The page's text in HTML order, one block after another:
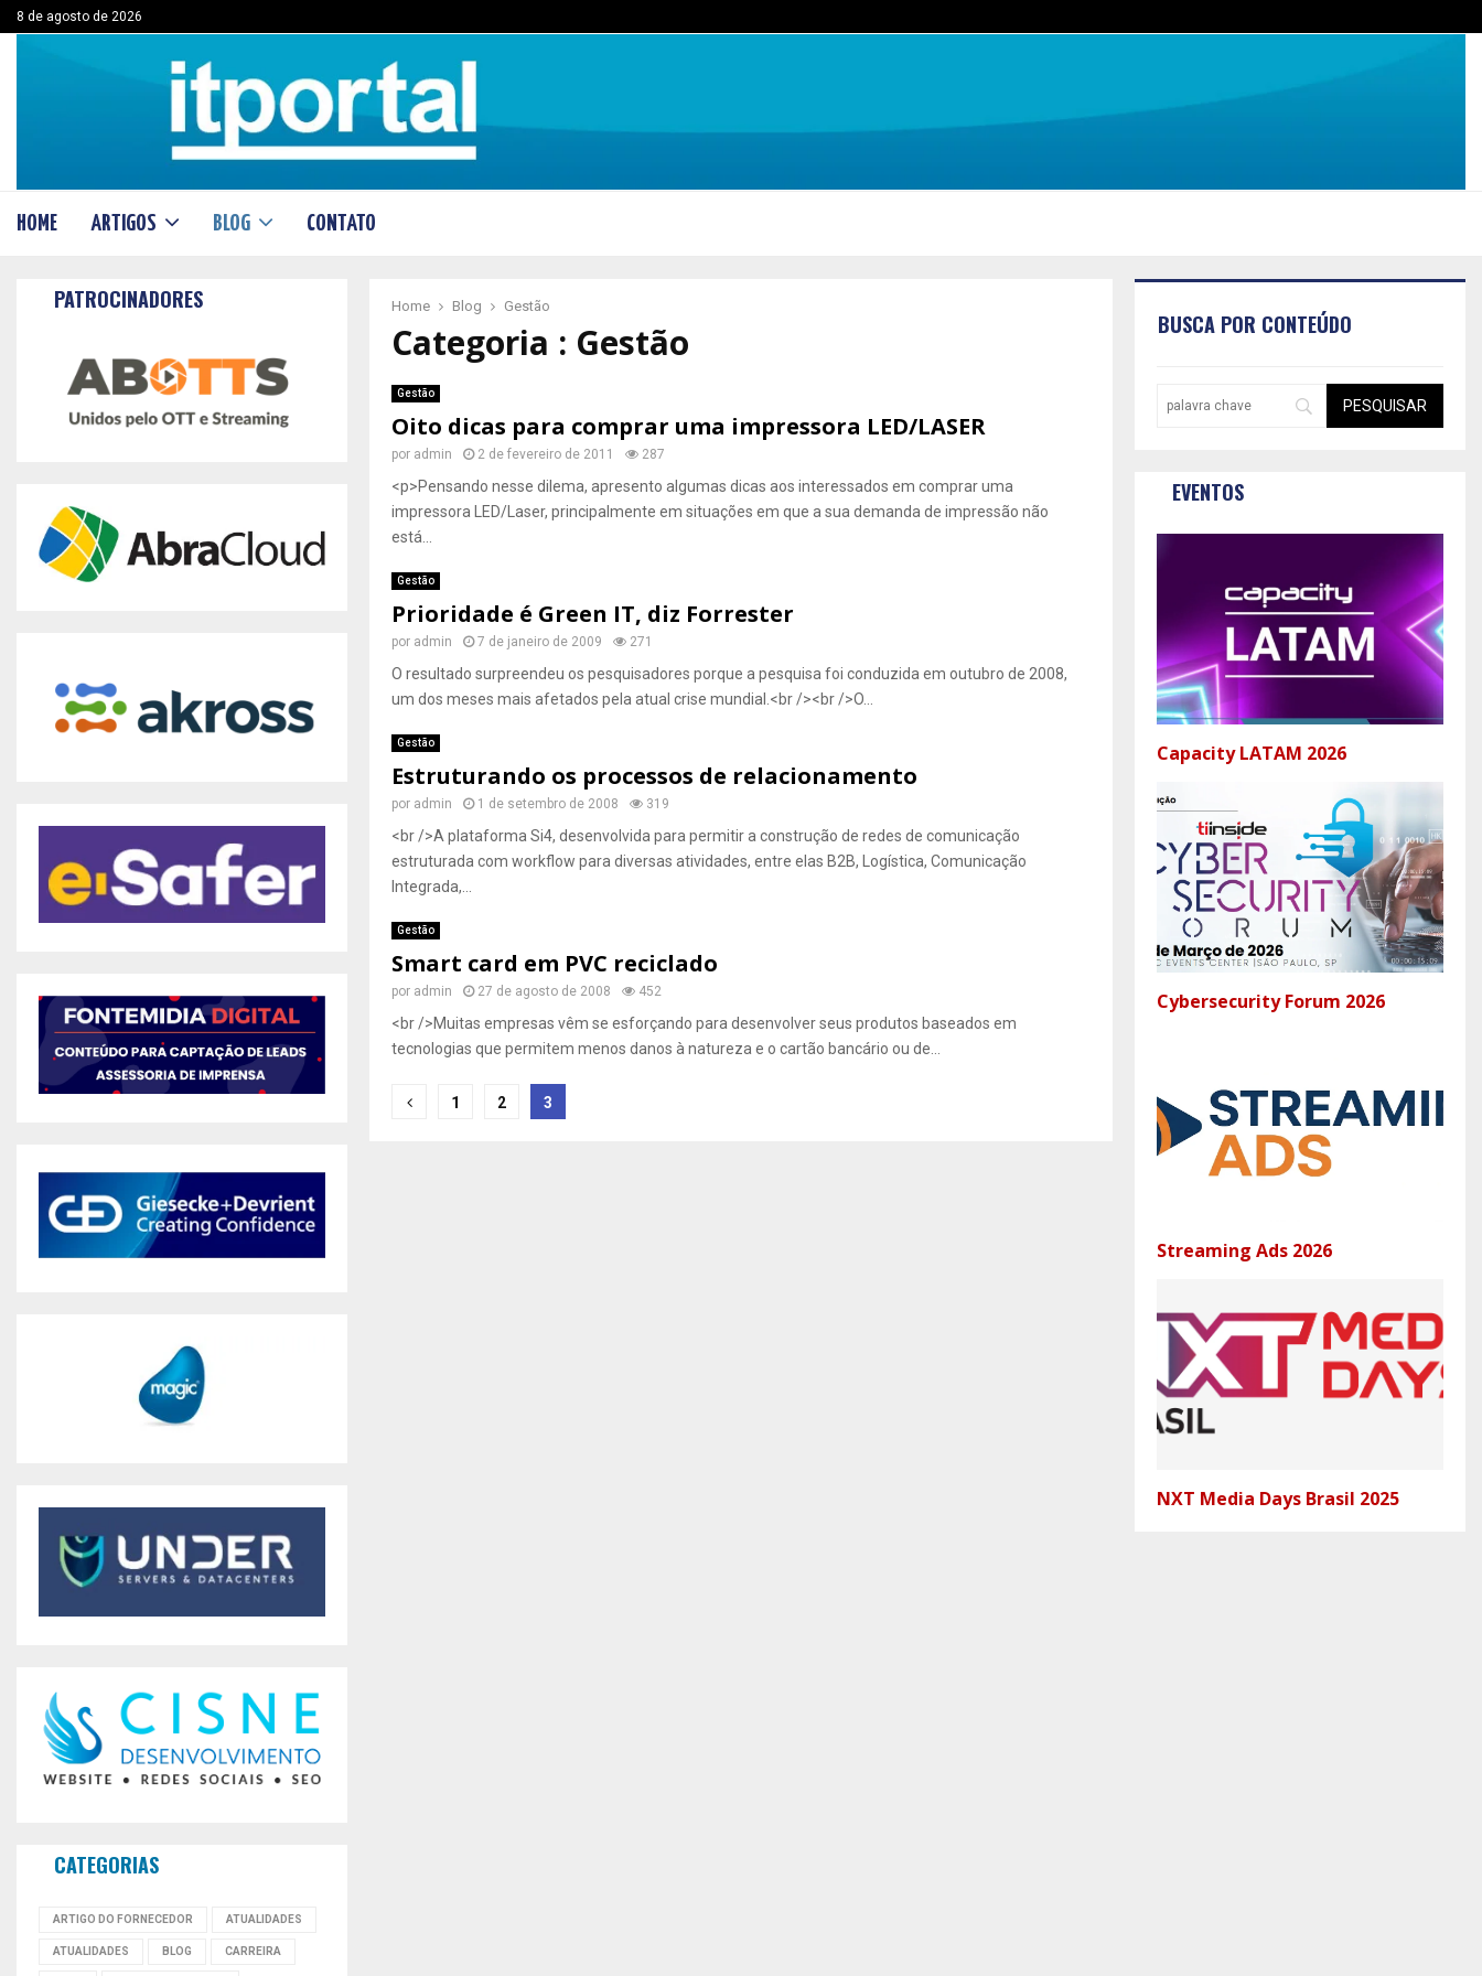
8 de agosto de 2026
HOME ARTIGOS BLOG CONTATO
Home Blog Gestão
Categoria : Gestão
Gestão
Oito dicas para comprar uma impressora LED/LASER
por admin 2 de fevereiro de 2011 287
<p>Pensando nesse dilema, apresento algumas dicas aos interessados em comprar uma
impressora LED/Laser, principalmente em situações em que a sua demanda de impressão não
está...
Gestão
Prioridade é Green IT, diz Forrester
por admin 7 de janeiro de 2009 271
O resultado surpreendeu os pesquisadores porque a pesquisa foi conduzida em outubro de 2008,
um dos meses mais afetados pela atual crise mundial.<br /><br />O...
Gestão
Estruturando os processos de relacionamento
por admin 1 de setembro de 2008 319
<br />A plataforma Si4, desenvolvida para permitir a construção de redes de comunicação
estruturada com workflow para diversas atividades, entre elas B2B, Logística, Comunicação
Integrada,...
Gestão
Smart card em PVC reciclado
por admin 27 de agosto de 2008 452
<br />Muitas empresas vêm se esforçando para desenvolver seus produtos baseados em
tecnologias que permitem menos danos à natureza e o cartão bancário ou de...
Navegação
1 2 3
PATROCINADORES
CATEGORIAS
ARTIGO DO FORNECEDOR ATUALIDADES
ATUALIDADES BLOG CARREIRA
BUSCA POR CONTEÚDO
EVENTOS
Capacity LATAM 2026
Cybersecurity Forum 2026
Streaming Ads 2026
NXT Media Days Brasil 2025